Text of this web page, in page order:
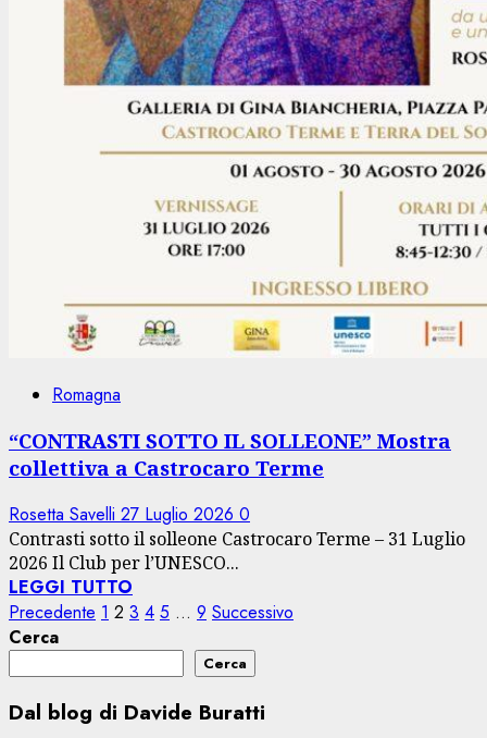
Romagna
“CONTRASTI SOTTO IL SOLLEONE” Mostra
collettiva a Castrocaro Terme
Rosetta Savelli 27 Luglio 2026 0
Contrasti sotto il solleone Castrocaro Terme – 31 Luglio
2026 Il Club per l’UNESCO...
LEGGI TUTTO
Paginazione
degli
articoli
Precedente 1 2 3 4 5 … 9 Successivo
Cerca
Cerca
Dal blog di Davide Buratti